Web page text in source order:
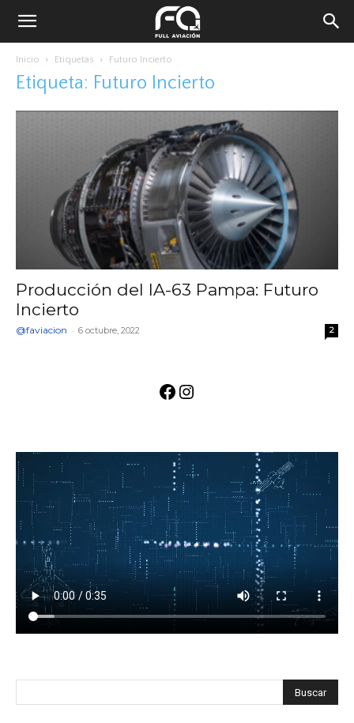
Inicio Etiquetas Futuro Incierto
Etiqueta: Futuro Incierto
Producción del IA-63 Pampa: Futuro
Incierto
@faviacion - 6 octubre, 2022 2
Facebook
Instagram